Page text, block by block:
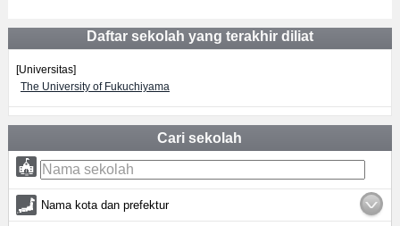
Daftar sekolah yang terakhir diliat
[Universitas]
The University of Fukuchiyama
Cari sekolah
Nama kota dan prefektur